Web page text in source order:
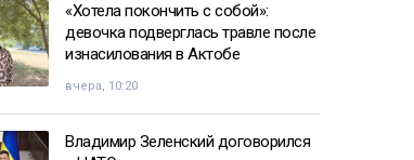
«Хотела покончить с собой»:
девочка подверглась травле после
изнасилования в Актобе
вчера, 10:20
Владимир Зеленский договорился